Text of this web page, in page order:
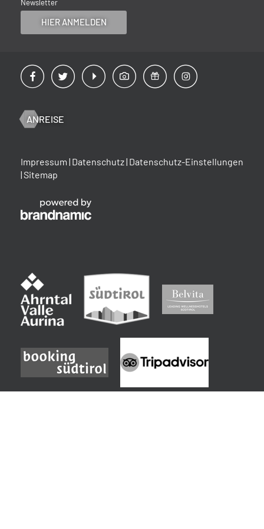
ANREISE
Impressum | Datenschutz| Datenschutz-Einstellungen
|Sitemap
Newsletter
HIER ANMELDEN